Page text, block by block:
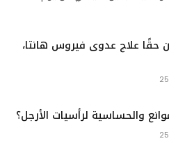
علاج عدوى فيروس هانتا،
والحساسية لرأسيات الأرجل؟